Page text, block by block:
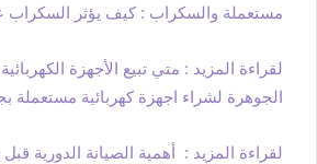
مستعملة والسكراب : كيف يؤثر السكراب
لقراءة المزيد : متي تبيع الأجهزة
الجوهرة لشراء اجهزة كهربائية مستعملة
لقراءة المزيد : أهمية الصيانة الدورية قبل